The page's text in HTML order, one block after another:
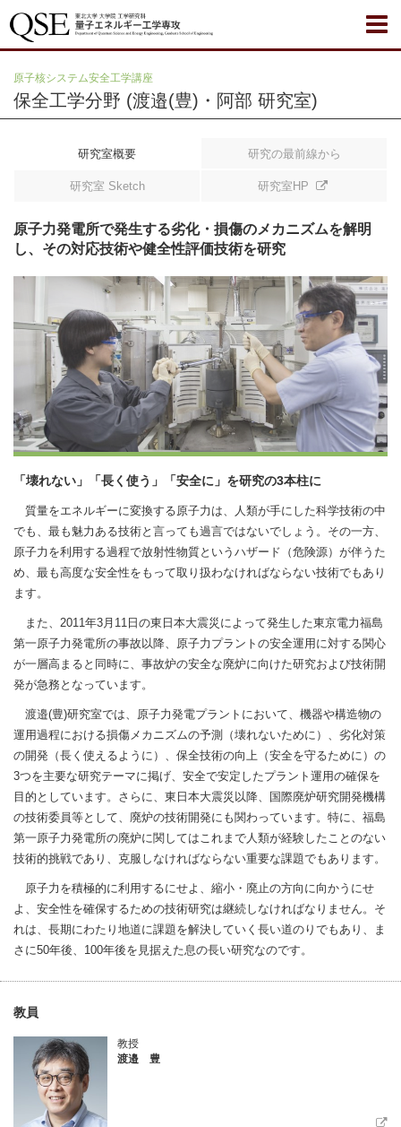
原子核システム安全工学講座
保全工学分野 (渡邉(豊)・阿部 研究室)
研究室概要 研究の最前線から
研究室 Sketch 研究室HP
原子力発電所で発生する劣化・損傷のメカニズムを解明
し、 その対応技術や健全性評価技術を研究
「壊れない」「長く使う」「安全に」を研究の3本柱に
質量をエネルギーに変換する原子力は、人類が手にした科学技術の中
でも、最も魅力ある技術と言っても過言ではないでしょう。その一方、
原子力を利用する過程で放射性物質というハザード（危険源）が伴うた
め、最も高度な安全性をもって取り扱わなければならない技術でもあり
ます。
また、2011年3月11日の東日本大震災によって発生した東京電力福島
第一原子力発電所の事故以降、原子力プラントの安全運用に対する関心
が一層高まると同時に、事故炉の安全な廃炉に向けた研究および技術開
発が急務となっています。
渡邉(豊)研究室では、原子力発電プラントにおいて、機器や構造物の
運用過程における損傷メカニズムの予測（壊れないために）、劣化対策
の開発（長く使えるように）、保全技術の向上（安全を守るために）の
3つを主要な研究テーマに掲げ、安全で安定したプラント運用の確保を
目的としています。さらに、東日本大震災以降、国際廃炉研究開発機構
の技術委員等として、廃炉の技術開発にも関わっています。特に、福島
第一原子力発電所の廃炉に関してはこれまで人類が経験したことのない
技術的挑戦であり、克服しなければならない重要な課題でもあります。
原子力を積極的に利用するにせよ、縮小・廃止の方向に向かうにせ
よ、安全性を確保するための技術研究は継続しなければなりません。そ
れは、長期にわたり地道に課題を解決していく長い道のりでもあり、ま
さに50年後、100年後を見据えた息の長い研究なのです。
教員
教授
渡邉 豊